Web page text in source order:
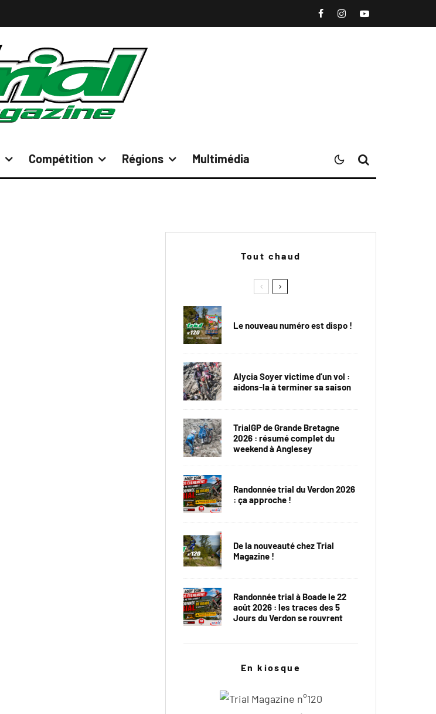
Compétition Régions Multimédia
Tout chaud
Le nouveau numéro est dispo !
Alycia Soyer victime d’un vol :
aidons-la à terminer sa saison
TrialGP de Grande Bretagne
2026 : résumé complet du
weekend à Anglesey
Randonnée trial du Verdon 2026
: ça approche !
De la nouveauté chez Trial
Magazine !
Randonnée trial à Boade le 22
août 2026 : les traces des 5
Jours du Verdon se rouvrent
En kiosque